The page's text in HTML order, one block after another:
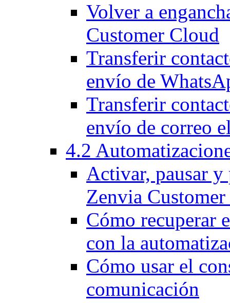
Volver a
Customer Cloud
Transferir
envío de
Transferir
envío de correo
4.2
Activar, pausar y
Zenvia
Cómo recuperar
con la
Cómo usar el
comunicación